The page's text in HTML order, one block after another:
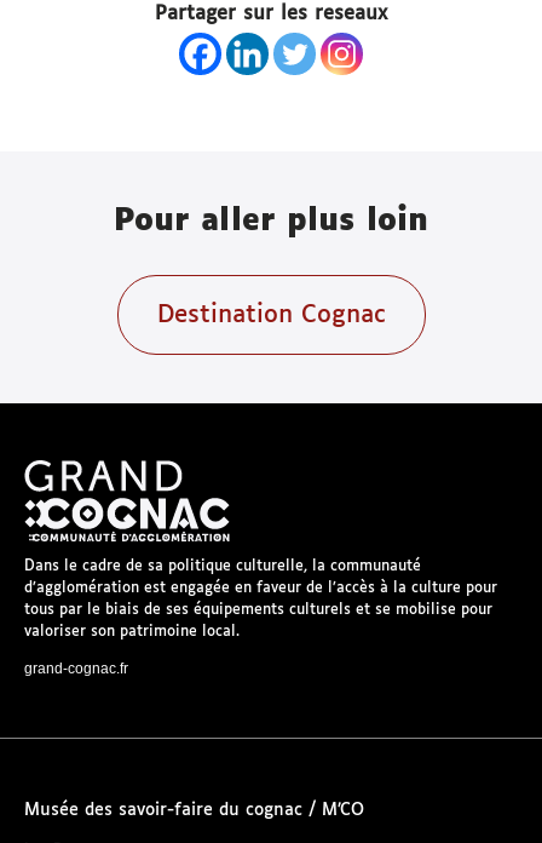
Partager sur les reseaux
Pour aller plus loin
Destination Cognac
Dans le cadre de sa politique culturelle, la communauté
d’agglomération est engagée en faveur de l’accès à la culture pour
tous par le biais de ses équipements culturels et se mobilise pour
valoriser son patrimoine local.
grand-cognac.fr
Musée des savoir-faire du cognac / M’CO